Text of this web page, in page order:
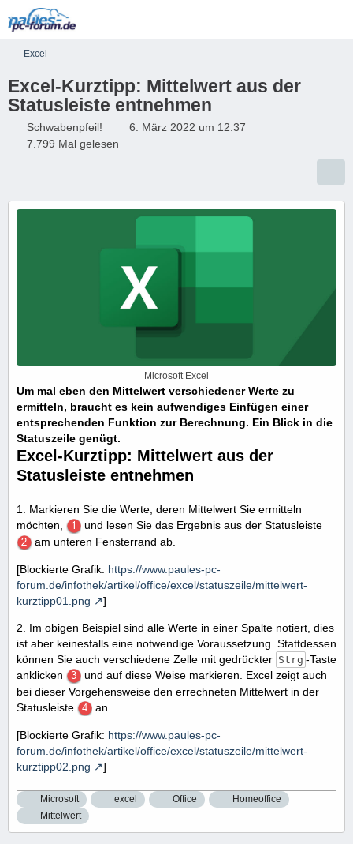
Excel
Excel-Kurztipp: Mittelwert aus der
Statusleiste entnehmen
Schwabenpfeil!
6. März 2022 um 12:37
7.799 Mal gelesen
Microsoft Excel
Um mal eben den Mittelwert verschiedener Werte zu
ermitteln, braucht es kein aufwendiges Einfügen einer
entsprechenden Funktion zur Berechnung. Ein Blick in die
Statuszeile genügt.
Excel-Kurztipp: Mittelwert aus der
Statusleiste entnehmen
1. Markieren Sie die Werte, deren Mittelwert Sie ermitteln
möchten,
und lesen Sie das Ergebnis aus der Statusleiste
am unteren Fensterrand ab.
[Blockierte Grafik: https://www.paules-pc-
forum.de/infothek/artikel/office/excel/statuszeile/mittelwert-
kurztipp01.png
]
2. Im obigen Beispiel sind alle Werte in einer Spalte notiert, dies
ist aber keinesfalls eine notwendige Voraussetzung. Stattdessen
können Sie auch verschiedene Zelle mit gedrückter Strg -Taste
anklicken
und auf diese Weise markieren. Excel zeigt auch
bei dieser Vorgehensweise den errechneten Mittelwert in der
Statusleiste
an.
[Blockierte Grafik: https://www.paules-pc-
forum.de/infothek/artikel/office/excel/statuszeile/mittelwert-
kurztipp02.png
]
Microsoft excel Office
Homeoffice
Mittelwert